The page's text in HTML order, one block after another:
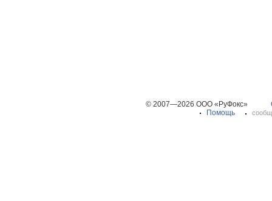
© 2007—2026 ООО «РуФокс»
Помощь